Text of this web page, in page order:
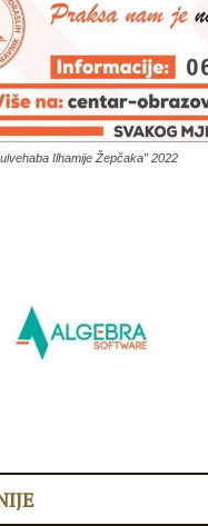
Ilhamije Žepčaka” 2022